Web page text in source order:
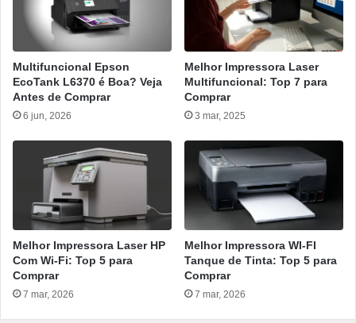
Multifuncional Epson
EcoTank L6370 é Boa? Veja
Antes de Comprar
6 jun, 2026
Melhor Impressora Laser
Multifuncional: Top 7 para
Comprar
3 mar, 2025
Melhor Impressora Laser HP
Com Wi-Fi: Top 5 para
Comprar
7 mar, 2026
Melhor Impressora WI-FI
Tanque de Tinta: Top 5 para
Comprar
7 mar, 2026